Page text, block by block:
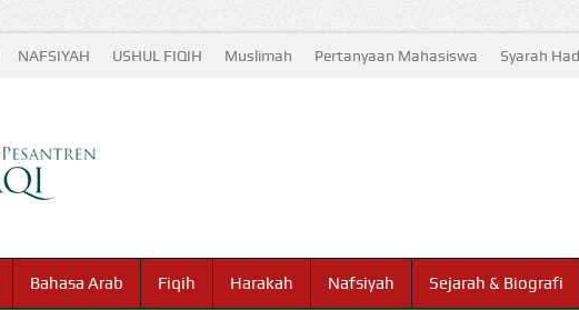
NAFSIYAH USHUL FIQIH Muslimah Pertanyaan Mahasiswa Syarah
Bahasa Arab Fiqih Harakah Nafsiyah Sejarah & Biografi